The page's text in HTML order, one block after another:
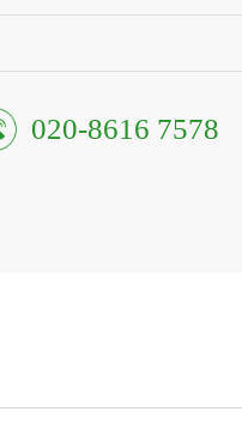
020-8616 7578